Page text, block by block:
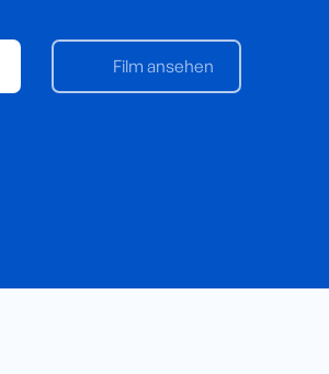
Film ansehen